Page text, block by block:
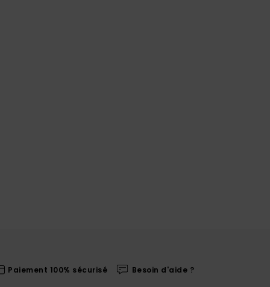
Paiement 100% sécurisé Besoin d'aide ?